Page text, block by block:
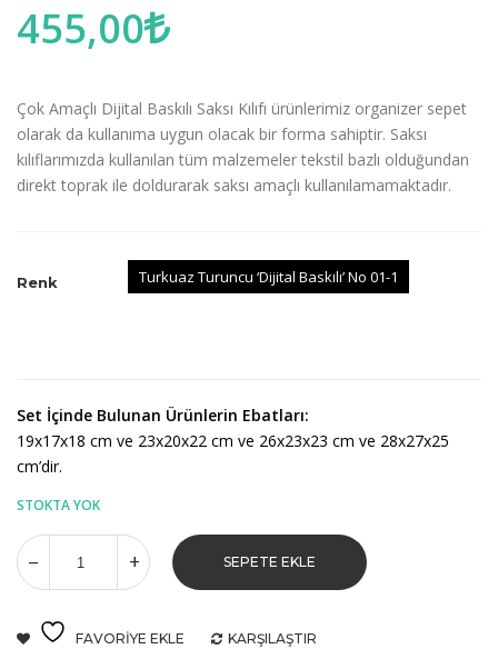
455,00
Çok Amaçlı Dijital Baskılı Saksı Kılıfı ürünlerimiz organizer sepet
olarak da kullanıma uygun olacak bir forma sahiptir. Saksı
kılıflarımızda kullanılan tüm malzemeler tekstil bazlı olduğundan
direkt toprak ile doldurarak saksı amaçlı kullanılamamaktadır.
Renk Turkuaz Turuncu ‘Dijital Baskılı’ No 01-1
Set İçinde Bulunan Ürünlerin Ebatları:
19x17x18 cm ve 23x20x22 cm ve 26x23x23 cm ve 28x27x25
cm’dir.
STOKTA YOK
SEPETE EKLE
FAVORIYE EKLE KARŞILAŞTIR